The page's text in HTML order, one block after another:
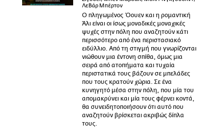
ΛεΒάρ Μπέρτον
Ο πληγωμένος Όουεν και η ρομαντική
Άλι είναι οι ίσως μοναδικές μοναχικές
ψυχές στην πόλη που αναζητούν κάτι
περισσότερο από ένα περιστασιακό
ειδύλλιο. Από τη στιγμή που γνωρίζονται
νιώθουν μια έντονη σπίθα, όμως μια
σειρά από ατοπήματα και τυχαία
περιστατικά τους βάζουν σε μπελάδες
που τους κρατούν χώρια. Σε ένα
κυνηγητό μέσα στην πόλη, που μία του
απομακρύνει και μία τους φέρνει κοντά,
θα συνειδητοποιήσουν ότι αυτό που
αναζητούν βρίσκεται ακριβώς δίπλα
τους.